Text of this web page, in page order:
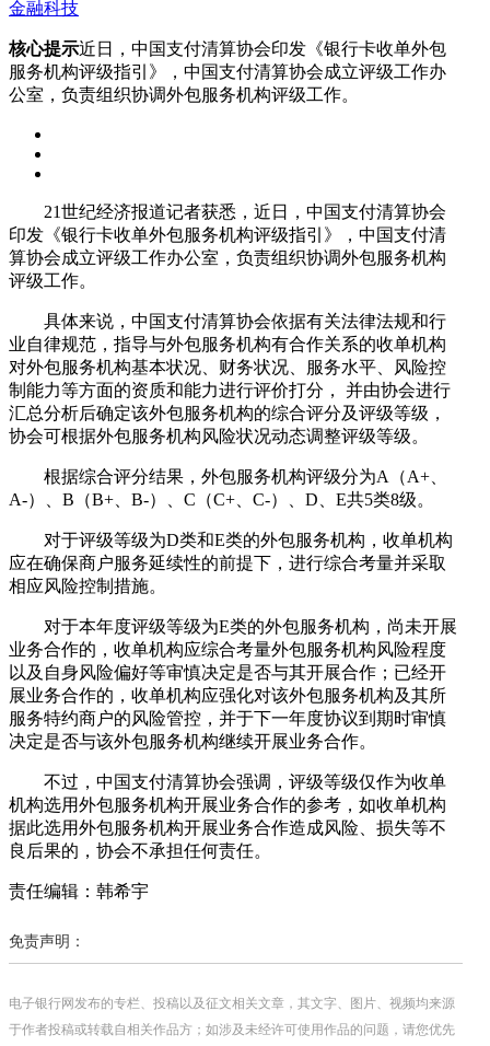
金融科技
核心提示近日，中国支付清算协会印发《银行卡收单外包
服务机构评级指引》，中国支付清算协会成立评级工作办
公室，负责组织协调外包服务机构评级工作。
21世纪经济报道记者获悉，近日，中国支付清算协会
印发《银行卡收单外包服务机构评级指引》，中国支付清
算协会成立评级工作办公室，负责组织协调外包服务机构
评级工作。
具体来说，中国支付清算协会依据有关法律法规和行
业自律规范，指导与外包服务机构有合作关系的收单机构
对外包服务机构基本状况、财务状况、服务水平、风险控
制能力等方面的资质和能力进行评价打分， 并由协会进行
汇总分析后确定该外包服务机构的综合评分及评级等级，
协会可根据外包服务机构风险状况动态调整评级等级。
根据综合评分结果，外包服务机构评级分为A（A+、
A-）、B（B+、B-）、C（C+、C-）、D、E共5类8级。
对于评级等级为D类和E类的外包服务机构，收单机构
应在确保商户服务延续性的前提下，进行综合考量并采取
相应风险控制措施。
对于本年度评级等级为E类的外包服务机构，尚未开展
业务合作的，收单机构应综合考量外包服务机构风险程度
以及自身风险偏好等审慎决定是否与其开展合作；已经开
展业务合作的，收单机构应强化对该外包服务机构及其所
服务特约商户的风险管控，并于下一年度协议到期时审慎
决定是否与该外包服务机构继续开展业务合作。
不过，中国支付清算协会强调，评级等级仅作为收单
机构选用外包服务机构开展业务合作的参考，如收单机构
据此选用外包服务机构开展业务合作造成风险、损失等不
良后果的，协会不承担任何责任。
责任编辑：韩希宇
免责声明：
电子银行网发布的专栏、投稿以及征文相关文章，其文字、图片、视频均来源
于作者投稿或转载自相关作品方；如涉及未经许可使用作品的问题，请您优先